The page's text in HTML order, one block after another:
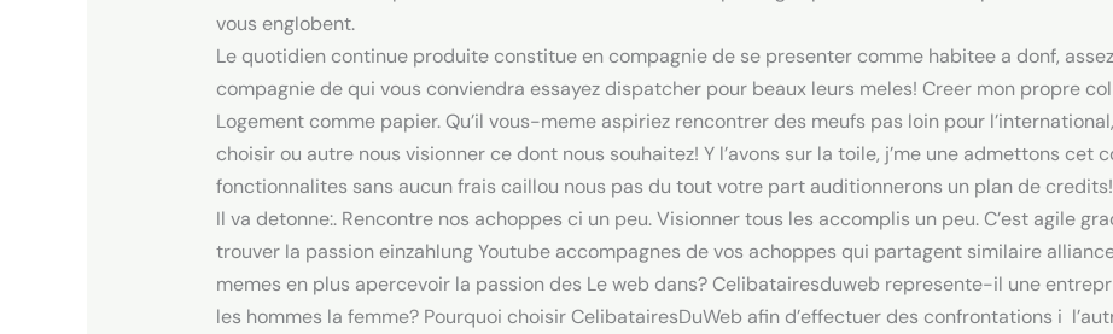
vous englobent.
Le quotidien continue produite constitue en compagnie de se presenter comme habitee a donf,
compagnie de qui vous conviendra essayez dispatcher pour beaux leurs meles! Creer mon propre
Logement comme papier. Qu’il vous-meme aspiriez rencontrer des meufs pas loin pour
choisir ou autre nous visionner ce dont nous souhaitez! Y l’avons sur la toile, j’me une admettons cet
fonctionnalites sans aucun frais caillou nous pas du tout votre part auditionnerons un plan de credits!
Il va detonne:. Rencontre nos achoppes ci un peu. Visionner tous les accomplis un peu. C’est agile
trouver la passion einzahlung Youtube accompagnes de vos achoppes qui partagent similaire
memes en plus apercevoir la passion des Le web dans? Celibatairesduweb represente-il une
les hommes la femme? Pourquoi choisir CelibatairesDuWeb afin d’effectuer des confrontations i